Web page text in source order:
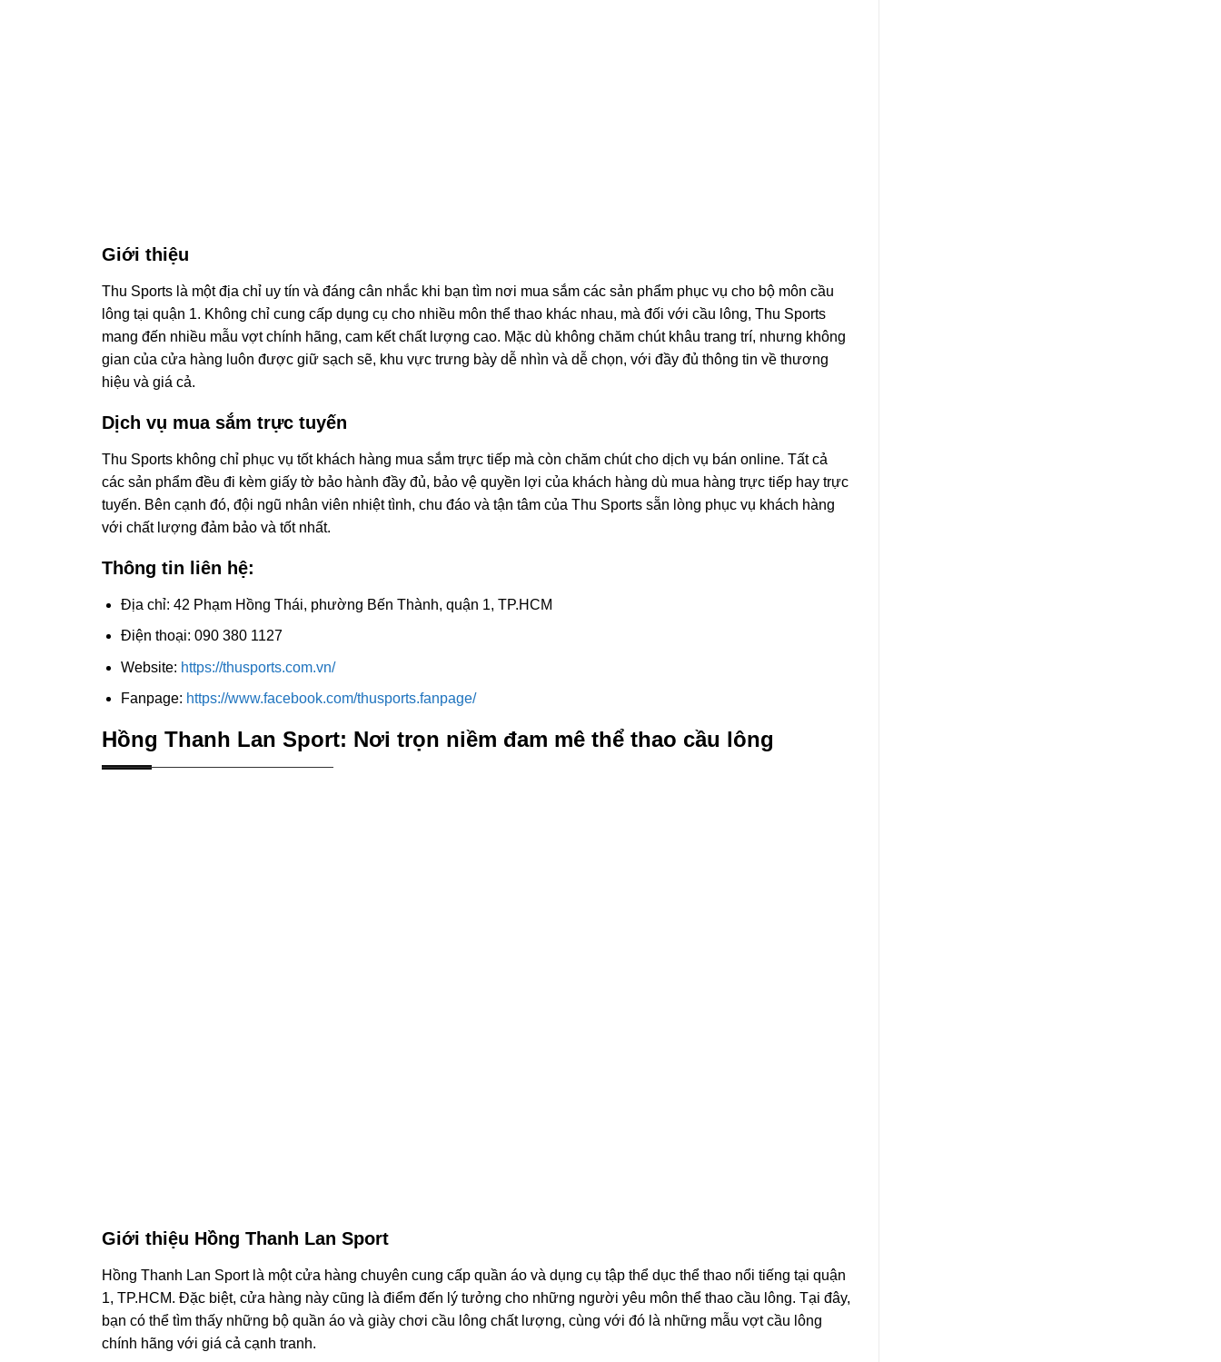
Giới thiệu
Thu Sports là một địa chỉ uy tín và đáng cân nhắc khi bạn tìm nơi mua sắm các sản phẩm phục vụ cho bộ môn cầu
lông tại quận 1. Không chỉ cung cấp dụng cụ cho nhiều môn thể thao khác nhau, mà đối với cầu lông, Thu Sports
mang đến nhiều mẫu vợt chính hãng, cam kết chất lượng cao. Mặc dù không chăm chút khâu trang trí, nhưng không
gian của cửa hàng luôn được giữ sạch sẽ, khu vực trưng bày dễ nhìn và dễ chọn, với đầy đủ thông tin về thương
hiệu và giá cả.
Dịch vụ mua sắm trực tuyến
Thu Sports không chỉ phục vụ tốt khách hàng mua sắm trực tiếp mà còn chăm chút cho dịch vụ bán online. Tất cả
các sản phẩm đều đi kèm giấy tờ bảo hành đầy đủ, bảo vệ quyền lợi của khách hàng dù mua hàng trực tiếp hay trực
tuyến. Bên cạnh đó, đội ngũ nhân viên nhiệt tình, chu đáo và tận tâm của Thu Sports sẵn lòng phục vụ khách hàng
với chất lượng đảm bảo và tốt nhất.
Thông tin liên hệ:
Địa chỉ: 42 Phạm Hồng Thái, phường Bến Thành, quận 1, TP.HCM
Điện thoại: 090 380 1127
Website: https://thusports.com.vn/
Fanpage: https://www.facebook.com/thusports.fanpage/
Hồng Thanh Lan Sport: Nơi trọn niềm đam mê thể thao cầu lông
Giới thiệu Hồng Thanh Lan Sport
Hồng Thanh Lan Sport là một cửa hàng chuyên cung cấp quần áo và dụng cụ tập thể dục thể thao nổi tiếng tại quận
1, TP.HCM. Đặc biệt, cửa hàng này cũng là điểm đến lý tưởng cho những người yêu môn thể thao cầu lông. Tại đây,
bạn có thể tìm thấy những bộ quần áo và giày chơi cầu lông chất lượng, cùng với đó là những mẫu vợt cầu lông
chính hãng với giá cả cạnh tranh.